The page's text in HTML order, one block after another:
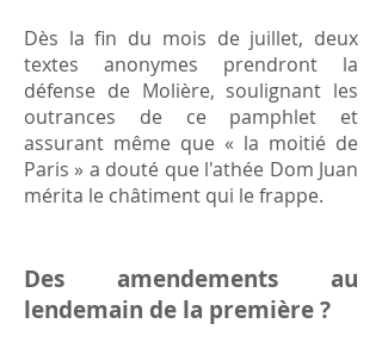
Dès la fin du mois de juillet, deux
textes anonymes prendront la
défense de Molière, soulignant les
outrances de ce pamphlet et
assurant même que « la moitié de
Paris » a douté que l'athée Dom Juan
mérita le châtiment qui le frappe.
Des amendements au
lendemain de la première ?